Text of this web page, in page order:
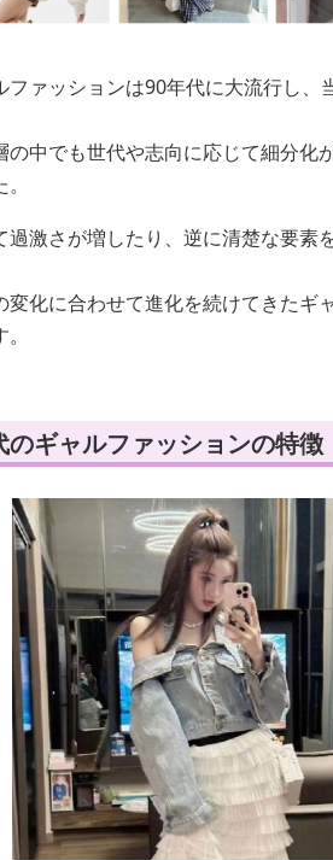
ファッションは90年代に大流行し、
の中でも世代や志向に応じて細分化
過激さが増したり、逆に清楚な要素
変化に合わせて進化を続けてきたギ
のギャルファッションの特徴